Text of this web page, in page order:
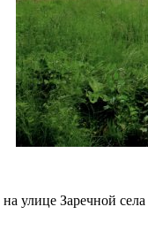
улице Заречной